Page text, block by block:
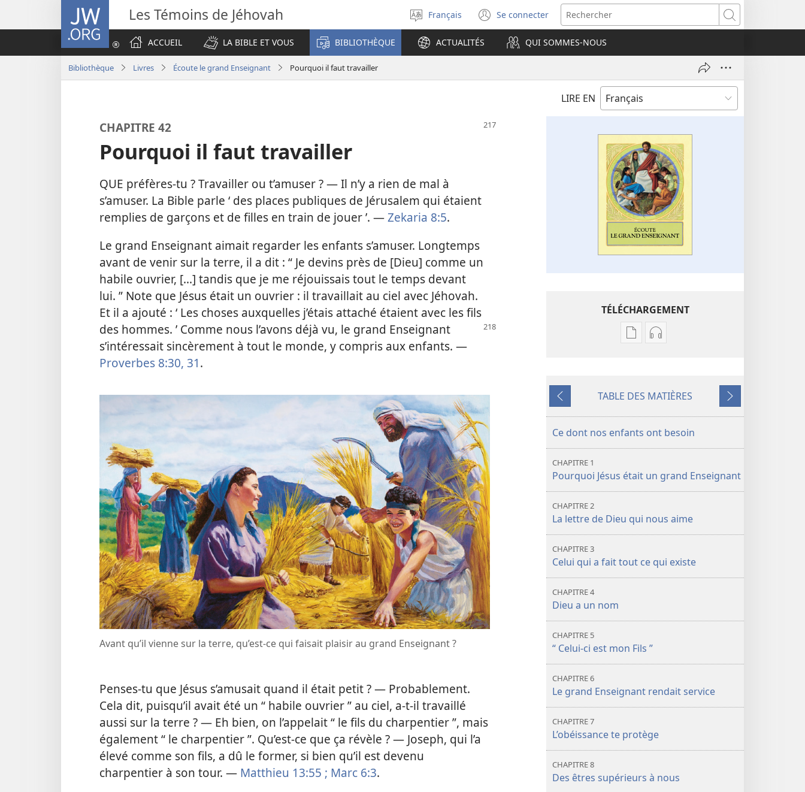
JW.ORG Les Témoins de Jéhovah
Sélectionner
la
langue
Français Se connecter
(ouvre
une
nouvelle
fenêtre)
Rechercher
ACCUEIL
LA BIBLE ET VOUS BIBLIOTHÈQUE ACTUALITÉS QUI SOMMES-NOUS
Bibliothèque Livres Écoute le grand Enseignant Pourquoi il faut travailler
LIRE EN
CHAPITRE 42
Pourquoi il faut travailler
QUE préfères-​tu ? Travailler ou t’amuser ? — Il n’y a rien de mal à
s’amuser. La Bible parle ‘ des places publiques de Jérusalem qui étaient
remplies de garçons et de filles en train de jouer ’. —Zekaria 8:5.
Le grand Enseignant aimait regarder les enfants s’amuser. Longtemps
avant de venir sur la terre, il a dit : “ Je devins près de [Dieu] comme un
habile ouvrier, [...] tandis que je me réjouissais tout le temps devant
lui. ” Note que Jésus était un ouvrier : il travaillait au ciel avec Jéhovah.
Et il a ajouté : ‘ Les choses auxquelles j’étais attaché étaient avec les fils
des hommes. ’ Comme nous l’avons déjà vu, le grand Enseignant
s’intéressait sincèrement à tout le monde, y compris aux enfants. —
Proverbes 8:30, 31.
Avant qu’il vienne sur la terre, qu’est-​ce qui faisait plaisir au grand Enseignant ?
Penses-​tu que Jésus s’amusait quand il était petit ? — Probablement.
Cela dit, puisqu’il avait été un “ habile ouvrier ” au ciel, a-​t-​il travaillé
aussi sur la terre ? — Eh bien, on l’appelait “ le fils du charpentier ”, mais
également “ le charpentier ”. Qu’est-​ce que ça révèle ? — Joseph, qui l’a
élevé comme son fils, a dû le former, si bien qu’il est devenu
charpentier à son tour. — Matthieu 13:55 ; Marc 6:3.
TÉLÉCHARGEMENT
Options
publications
le
Enseignant
Options
enregistrements
Écoute
le
Enseignant
Précédent
TABLE DES MATIÈRES
Suivant
Ce dont nos enfants ont besoin
CHAPITRE 1
Pourquoi Jésus était un grand Enseignant
CHAPITRE 2
La lettre de Dieu qui nous aime
CHAPITRE 3
Celui qui a fait tout ce qui existe
CHAPITRE 4
Dieu a un nom
CHAPITRE 5
“ Celui-ci est mon Fils ”
CHAPITRE 6
Le grand Enseignant rendait service
CHAPITRE 7
L’obéissance te protège
CHAPITRE 8
Des êtres supérieurs à nous